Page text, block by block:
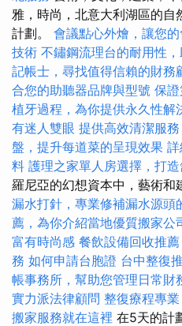
雅，時尚，北意大利湖區的自
計劃。 會議點心外燴，讓您
技術 不鏽鋼流理台的耐用性
記帳士，尋找值得信賴的財務
合您的助聽器品牌與型號 保
植牙過程，為你提供永久性解
有迷人雙眼 提供高效清潔服
盤，提升每道菜的呈現效果
料 護理之家單人房選擇，打
羅尼亞的幻想資本中，藝術和
漏水打針，專業修補漏水源頭
薦，為你介紹當地優質搬家公
富有時尚感 餐飲設備回收推
務 如何申請台胞證 台中整復
帳事務所，幫助您管理日常財
實力派法律顧問 整復療程專業
搬家服務就在這裡 在5天的計